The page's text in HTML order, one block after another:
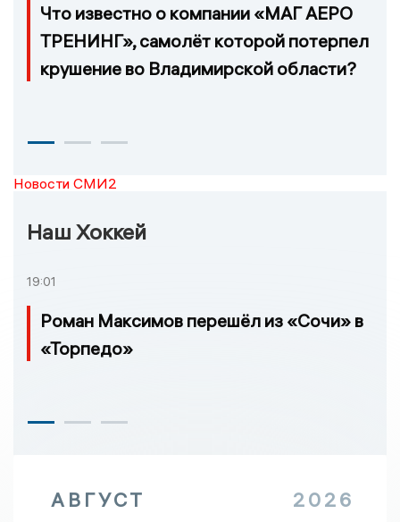
Что известно о компании «МАГ АЕРО
ТРЕНИНГ», самолёт которой потерпел
крушение во Владимирской области?
Новости СМИ2
Наш Хоккей
19:01
Роман Максимов перешёл из «Сочи» в
«Торпедо»
АВГУСТ 2026